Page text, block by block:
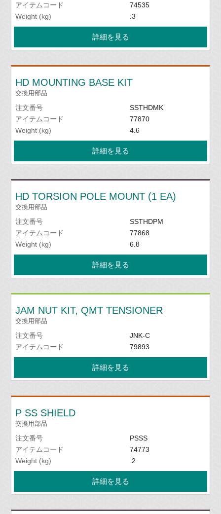
アイテムコード
74535
Weight (kg)
.3
詳細を見る
HD MOUNTING BASE KIT
交換用部品
注文番号
SSTHDMK
アイテムコード
77870
Weight (kg)
4.6
詳細を見る
HD TORSION POLE MOUNT (1 EA)
交換用部品
注文番号
SSTHDPM
アイテムコード
77868
Weight (kg)
6.8
詳細を見る
JAM NUT KIT, QMT TENSIONER
交換用部品
注文番号
JNK-C
アイテムコード
79893
詳細を見る
P SS SHIELD
交換用部品
注文番号
PSSS
アイテムコード
74773
Weight (kg)
.2
詳細を見る